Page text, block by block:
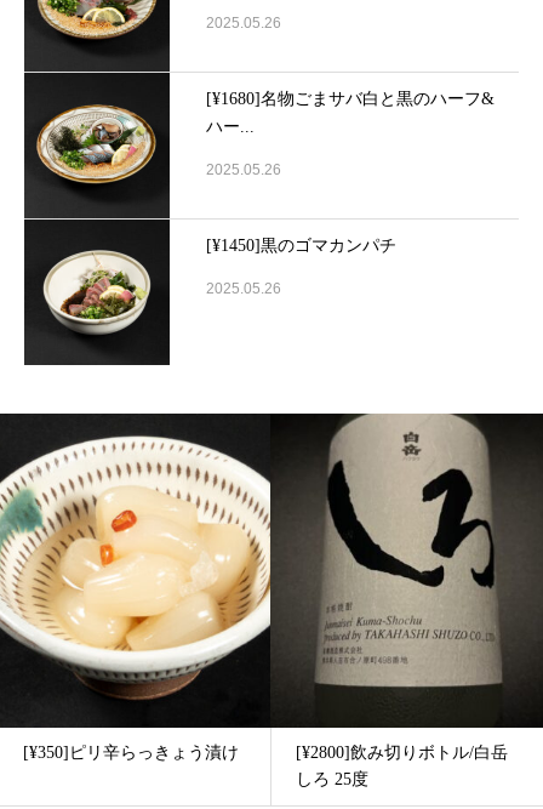
2025.05.26
[¥1680]名物ごまサバ白と黒のハーフ&
ハー...
2025.05.26
[¥1450]黒のゴマカンパチ
2025.05.26
[¥350]ピリ辛らっきょう漬け
[¥2800]飲み切りボトル/白岳
しろ 25度